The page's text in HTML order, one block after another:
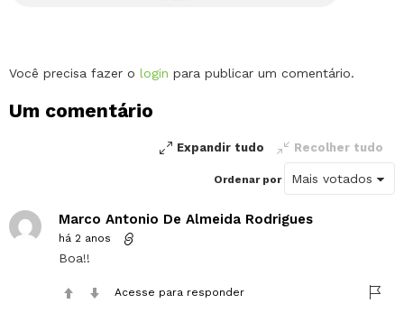
Deixe
comentário
Você precisa fazer o login para publicar um comentário.
Um comentário
Expandir tudo Recolher tudo
Ordenar por
Marco Antonio De Almeida Rodrigues
há 2 anos
Boa!!
Acesse para responder